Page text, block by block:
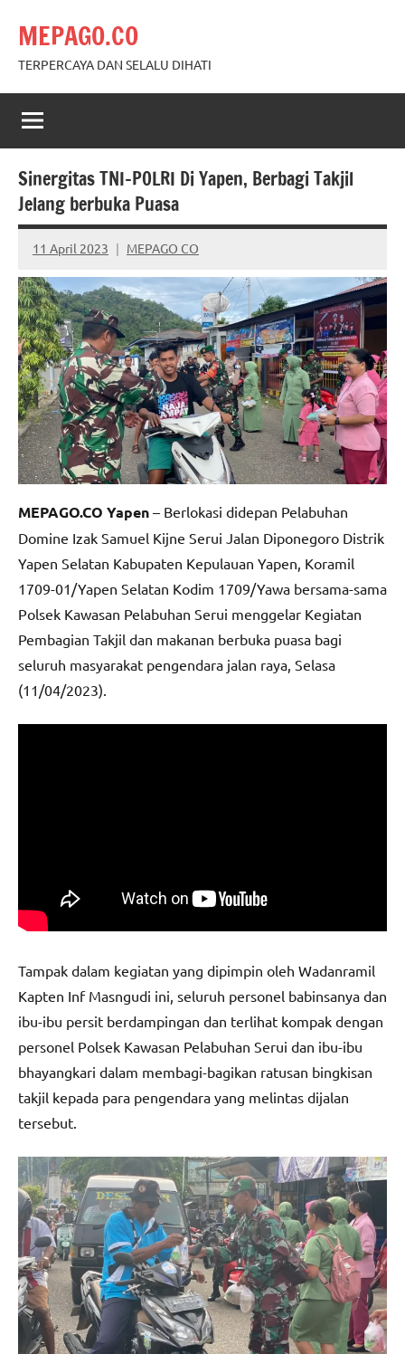
content
MEPAGO.CO
TERPERCAYA DAN SELALU DIHATI
Sinergitas TNI-POLRI Di Yapen, Berbagi Takjil
Jelang berbuka Puasa
11 April 2023 MEPAGO CO
No
comments
MEPAGO.CO Yapen – Berlokasi didepan Pelabuhan
Domine Izak Samuel Kijne Serui Jalan Diponegoro Distrik
Yapen Selatan Kabupaten Kepulauan Yapen, Koramil
1709-01/Yapen Selatan Kodim 1709/Yawa bersama-sama
Polsek Kawasan Pelabuhan Serui menggelar Kegiatan
Pembagian Takjil dan makanan berbuka puasa bagi
seluruh masyarakat pengendara jalan raya, Selasa
(11/04/2023).
Tampak dalam kegiatan yang dipimpin oleh Wadanramil
Kapten Inf Masngudi ini, seluruh personel babinsanya dan
ibu-ibu persit berdampingan dan terlihat kompak dengan
personel Polsek Kawasan Pelabuhan Serui dan ibu-ibu
bhayangkari dalam membagi-bagikan ratusan bingkisan
takjil kepada para pengendara yang melintas dijalan
tersebut.